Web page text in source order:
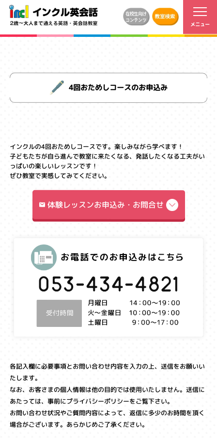
4回おためしコースのお申込み
インクルの4回おためしコースです。楽しみながら学べます！
子どもたちが自ら進んで教室に来たくなる、発話したくなる工夫がい
っぱいの楽しいレッスンです！
ぜひ教室で実感してみてください。
体験レッスンお申込み・お問合せ
各記入欄に必要事項とお問い合わせ内容を入力の上、送信をお願いい
たします。
なお、お客さまの個人情報は他の目的では使用いたしません。送信に
あたっては、事前にプライバシーポリシーをご覧下さい。
お問い合わせ状況やご質問内容によって、返信に多少のお時間を頂く
場合がございます。あらかじめご了承ください。